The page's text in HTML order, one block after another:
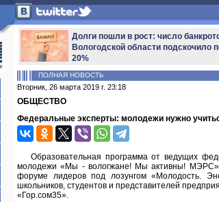
Долги пошли в рост: число
Вологодской области подскочило
20%
ПОЛНАЯ НОВОСТЬ
Вторник, 26 марта 2019 г. 23:18
ОБЩЕСТВО
Федеральные эксперты: молодежи нужно
Образовательная программа от ведущих
молодежи «Мы - вологжане! Мы активны!
форуме лидеров под лозунгом «Молодость.
школьников, студентов и представителей
«Гор.сом35».